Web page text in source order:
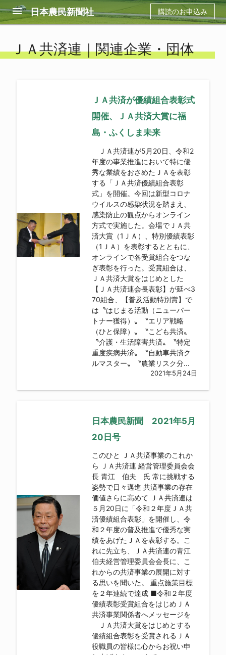
menu 日本農民新聞社 購読のお申込み
ＪＡ共済連｜関連企業・団体
ＪＡ共済が優績組合表彰式
開催、ＪＡ共済大賞に福
島・ふくしま未来
ＪＡ共済連が5月20日、令和2
年度の事業推進において特に優
秀な業績をおさめたＪＡを表彰
する「ＪＡ共済優績組合表彰
式」を開催。今回は新型コロナ
ウイルスの感染状況を踏まえ、
感染防止の観点からオンライン
方式で実施した。会場でＪＡ共
済大賞（1ＪＡ）、特別優績表彰
（1ＪＡ）を表彰するとともに、
オンラインで各受賞組合をつな
ぎ表彰を行った。受賞組合は、
ＪＡ共済大賞をはじめとした
【ＪＡ共済連会長表彰】が延べ3
70組合、【普及活動特別賞】で
は〝はじまる活動（ニューパー
トナー獲得）〟〝エリア戦略
（ひと保障）〟〝こども共済〟
〝介護・生活障害共済〟〝特定
重度疾病共済〟〝自動車共済ク
ルマスター〟〝農業リスク分...
2021年5月24日
日本農民新聞 2021年5月
20日号
このひと ＪＡ共済事業のこれか
ら ＪＡ共済連 経営管理委員会会
長 青江 伯夫 氏 常に挑戦する
姿勢で日々邁進 共済事業の存在
価値さらに高めて ＪＡ共済連は
５月20日に「令和２年度ＪＡ共
済優績組合表彰」を開催し、令
和２年度の普及推進で優秀な実
績をあげたＪＡを表彰する。こ
れに先立ち、ＪＡ共済連の青江
伯夫経営管理委員会会長に、こ
れからの共済事業の展開に対す
る思いを聞いた。 重点施策目標
を２年連続で達成 ■令和２年度
優績表彰受賞組合をはじめＪＡ
共済事業関係者へメッセージを
ＪＡ共済大賞をはじめとする
優績組合表彰を受賞されるＪＡ
役職員の皆様に心からお祝い申